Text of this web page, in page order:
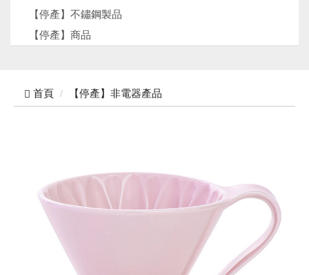
【停產】不鏽鋼製品
【停產】商品
首頁 【停產】非電器產品